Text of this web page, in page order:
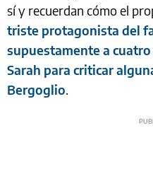
sí y recuerdan cómo el
triste protagonista del
supuestamente a
Sarah para criticar
Bergoglio.